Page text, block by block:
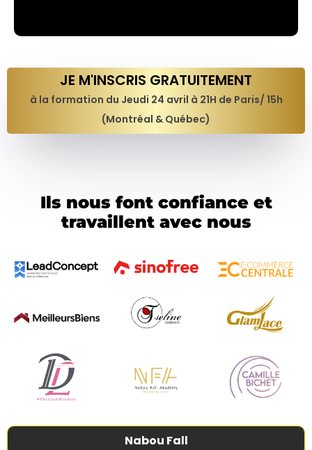
JE M'INSCRIS GRATUITEMENT
à la formation du Jeudi 24 avril à 21H de Paris/ 15h
(Montréal & Québec)
Ils nous font confiance et
travaillent avec nous
Nabou Fall